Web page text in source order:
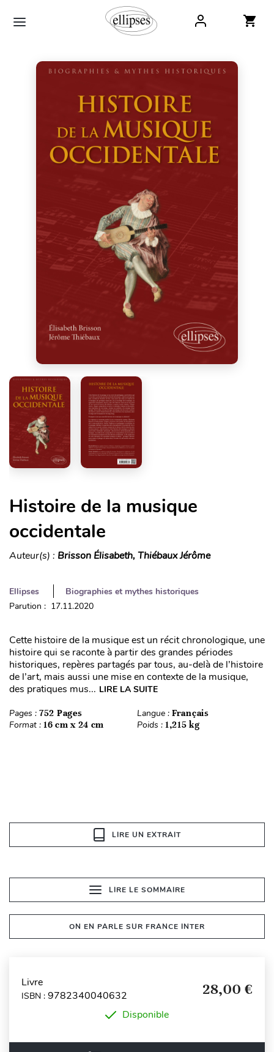
Histoire de la musique
occidentale
Auteur(s) : Brisson Élisabeth, Thiébaux Jérôme
Ellipses
Biographies et mythes historiques
Parution : 17.11.2020
Cette histoire de la musique est un récit chronologique, une
histoire qui se raconte à partir des grandes périodes
historiques, repères partagés par tous, au-delà de l’histoire
de l’art, mais aussi une mise en contexte de la musique,
des pratiques mus... LIRE LA SUITE
Pages : 752 Pages Langue : Français
Format : 16 cm x 24 cm Poids : 1,215 kg
LIRE UN EXTRAIT
LIRE LE SOMMAIRE
ON EN PARLE SUR FRANCE INTER
Livre
ISBN : 9782340040632 28,00 €
Disponible